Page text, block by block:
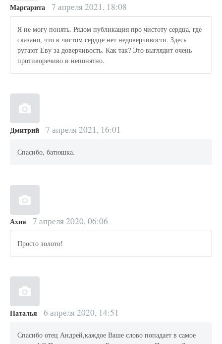
Маргарита 7 апреля 2021, 18:08
Я не могу понять. Рядом публикация про чистоту сердца, где
сказано, что в чистом сердце нет недоверчивости. Здесь
ругают Еву за доверчивость. Как так? Это выглядит очень
противоречиво и непонятно.
Дмитрий 7 апреля 2021, 16:01
Спасибо, батюшка.
Ахия 7 апреля 2020, 06:06
Просто золото!
Наталья 6 апреля 2020, 14:51
Спасибо отец Андрей,каждое Ваше слово попадает в самое